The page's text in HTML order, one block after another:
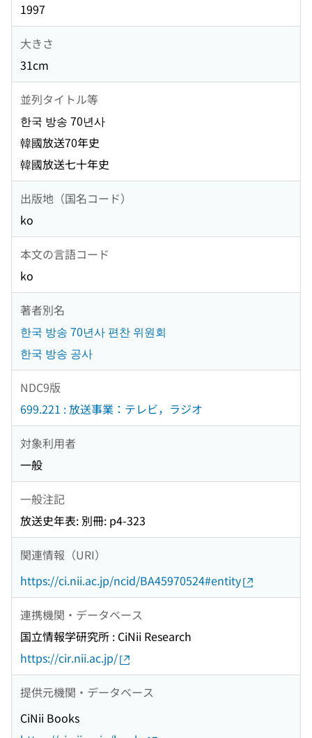
1997
大きさ
31cm
並列タイトル等
한국 방송 70년사
韓國放送70年史
韓國放送七十年史
出版地（国名コード）
ko
本文の言語コード
ko
著者別名
한국 방송 70년사 편찬 위원회
한국 방송 공사
NDC9版
699.221 : 放送事業：テレビ，ラジオ
対象利用者
一般
一般注記
放送史年表: 別冊: p4-323
関連情報（URI）
https://ci.nii.ac.jp/ncid/BA45970524#entity
連携機関・データベース
国立情報学研究所 : CiNii Research
https://cir.nii.ac.jp/
提供元機関・データベース
CiNii Books